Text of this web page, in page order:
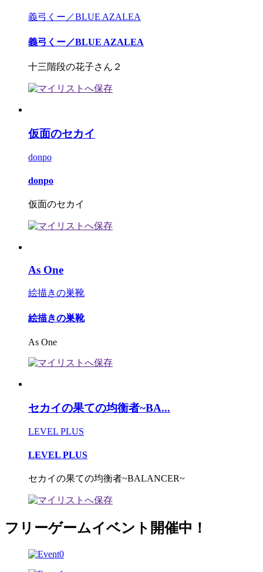
義弓くー／BLUE AZALEA
義弓くー／BLUE AZALEA
十三階段の花子さん２
仮面のセカイ
donpo
donpo
仮面のセカイ
As One
絵描きの巣靴
絵描きの巣靴
As One
セカイの果ての均衡者~BA...
LEVEL PLUS
LEVEL PLUS
セカイの果ての均衡者~BALANCER~
フリーゲームイベント開催中！